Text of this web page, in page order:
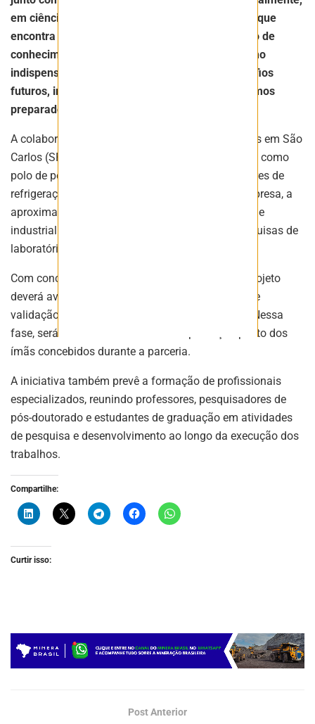
em ciência básica. Ou seja, não é só a aplicação que
encontra espaço na Embrapii; o desenvolvimento de
conhecimento fundamental é compreendido como
indispensável à possibilidade de, diante de desafios
futuros, inclusive os ainda desconhecidos, estarmos
preparados para seu enfrentamento”
A colaboração entre as duas instituições, sediadas em São
Carlos (SP), também reforça o papel do município como
polo de pesquisa e desenvolvimento para os setores de
refrigeração e climatização. De acordo com a empresa, a
aproximação entre o ambiente científico e o parque
industrial deverá contribuir para transformar pesquisas de
laboratório em aplicações voltadas ao mercado.
Com conclusão prevista para o final de 2027, o projeto
deverá avançar posteriormente para uma etapa de
validação industrial da tecnologia desenvolvida. Nessa
fase, será avaliada a viabilidade da produção piloto dos
ímãs concebidos durante a parceria.
A iniciativa também prevê a formação de profissionais
especializados, reunindo professores, pesquisadores de
pós-doutorado e estudantes de graduação em atividades
de pesquisa e desenvolvimento ao longo da execução dos
trabalhos.
Compartilhe:
Curtir isso:
Post Anterior